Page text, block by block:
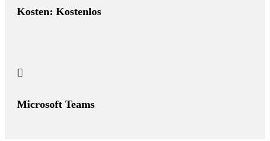
Kosten: Kostenlos

Microsoft Teams